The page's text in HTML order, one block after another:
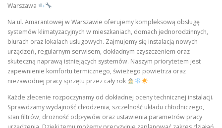
Warszawa
Na ul. Amarantowej w Warszawie oferujemy kompleksową obsługę
systemów klimatyzacyjnych w mieszkaniach, domach jednorodzinnych,
biurach oraz lokalach usługowych. Zajmujemy się instalacją nowych
urządzeń, regularnym serwisem, dokładnym czyszczeniem oraz
skuteczną naprawą istniejących systemów. Naszym priorytetem jest
zapewnienie komfortu termicznego, świeżego powietrza oraz
niezawodnej pracy sprzętu przez cały rok
Każde zlecenie rozpoczynamy od dokładnej oceny technicznej instalacji.
Sprawdzamy wydajność chłodzenia, szczelność układu chłodniczego,
stan filtrów, drożność odpływów oraz ustawienia parametrów pracy